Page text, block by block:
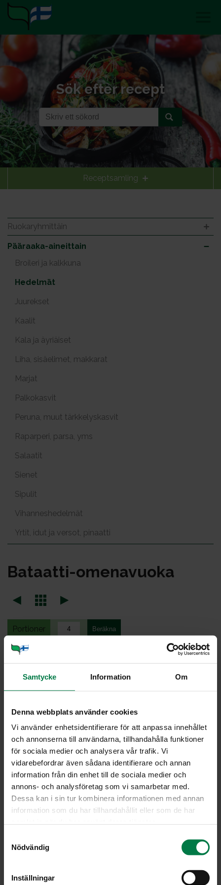
Samtycke Information Om
Denna webbplats använder cookies
Vi använder enhetsidentifierare för att anpassa innehållet
och annonserna till användarna, tillhandahålla funktioner
för sociala medier och analysera vår trafik. Vi
vidarebefordrar även sådana identifierare och annan
information från din enhet till de sociala medier och
annons- och analysföretag som vi samarbetar med.
Dessa kan i sin tur kombinera informationen med annan
information som du har tillhandahållit eller som de har
Nödvändig
Inställningar
Sök efter recept
Receptsamling
Ruokaryhmittäin
Pääraaka-aineittain
Broileri ja kalkkuna
Hedelmät
Juurekset
Kaalit
Kala ja äyriäiset
Liha, sisäelimet, makkarat
Marjat
Palkokasvit
Peruna, muut tärkkelyskasvit
Raparperi, parsa, yms
Salaatit
Sienet
Sipulit
Vihanneshedelmät
Yrtit, idut ja versot, pinaatti
Ba­taat­ti-ome­na­vuo­ka
Portioner
Ohje
g bataattia
vihreää omenaa
dl kaurahiutaleita
0.75dl fariinisokeria
0.5tl kanelia
0.25tl muskottipähkinää
Kuori bataatit, puolita ja viipaloi noin puolen
Sekoita sokeri, kaneli ja muskottipähkinä. Lado
päälle suolaa ja puolet sokeriseoksesta sekä muutama
nokare voita.